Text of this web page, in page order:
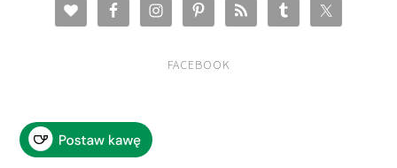
FACEBOOK